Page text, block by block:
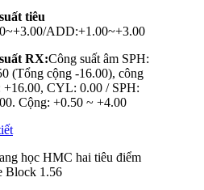
tiêu
ADD:+1.00~+3.00
RX:Công suất âm SPH:
(Tổng cộng -16.00), công
+16.00, CYL: 0.00 / SPH:
Cộng: +0.50 ~ +4.00